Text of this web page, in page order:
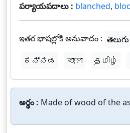
పర్యాయపదాలు : blanched,
ఇతర భాషల్లోకి అనువాదం : తెలుగు
ಕನ್ನಡ
বাংলা தமிழ்
అర్థం : Made of wood of the